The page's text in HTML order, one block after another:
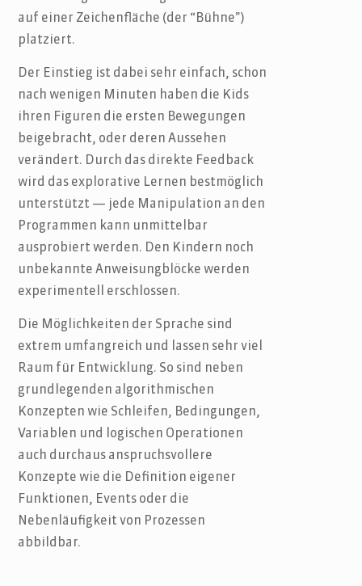
auf einer Zeichenfläche (der “Bühne”)
platziert.
Der Einstieg ist dabei sehr einfach, schon
nach wenigen Minuten haben die Kids
ihren Figuren die ersten Bewegungen
beigebracht, oder deren Aussehen
verändert. Durch das direkte Feedback
wird das explorative Lernen bestmöglich
unterstützt — jede Manipulation an den
Programmen kann unmittelbar
ausprobiert werden. Den Kindern noch
unbekannte Anweisungblöcke werden
experimentell erschlossen.
Die Möglichkeiten der Sprache sind
extrem umfangreich und lassen sehr viel
Raum für Entwicklung. So sind neben
grundlegenden algorithmischen
Konzepten wie Schleifen, Bedingungen,
Variablen und logischen Operationen
auch durchaus anspruchsvollere
Konzepte wie die Definition eigener
Funktionen, Events oder die
Nebenläufigkeit von Prozessen
abbildbar.